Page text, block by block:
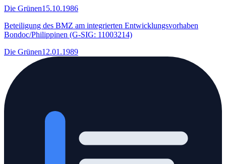
Die Grünen15.10.1986
Beteiligung des BMZ am integrierten Entwicklungsvorhaben
Bondoc/Philippinen (G-SIG: 11003214)
Die Grünen12.01.1989